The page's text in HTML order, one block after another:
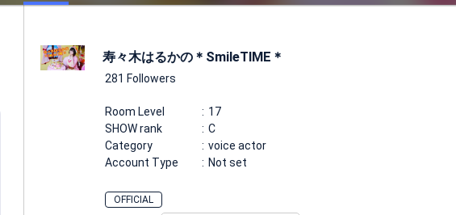
寿々木はるかの＊SmileTIME＊
281 Followers
Room Level
17
SHOW rank
C
Category
voice actor
Account Type
Not set
OFFICIAL